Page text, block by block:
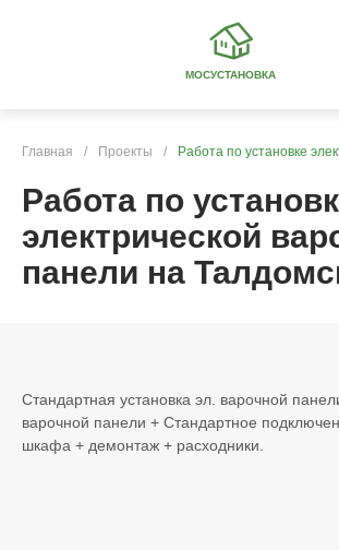
МОСУСТАНОВКА
Главная / Проекты / Работа по установке
Работа по
электрической
панели на
Стандартная установка эл. варочной
варочной панели + Стандартное
шкафа + демонтаж + расходники.